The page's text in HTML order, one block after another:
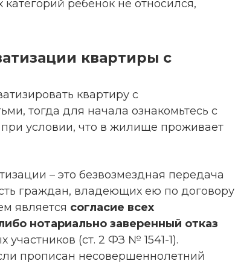
ребенок не относился,
квартиры с
квартиру с
тогда для начала ознакомьтесь с
условии, что в жилище проживает
– это безвозмездная передача
граждан, владеющих ею по договору
является согласие всех
нотариально заверенный отказ
участников (ст. 2 ФЗ № 1541-1).
прописан несовершеннолетний